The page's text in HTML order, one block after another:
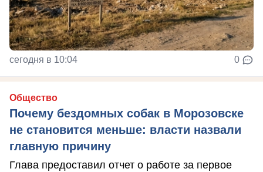
сегодня в 10:04 0
Общество
Почему бездомных собак в Морозовске
не становится меньше: власти назвали
главную причину
Глава предоставил отчет о работе за первое